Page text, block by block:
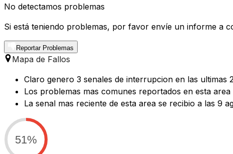
No detectamos problemas
Si está teniendo problemas, por favor envíe un informe a
Reportar Problemas
Mapa de Fallos
Claro genero 3 senales de interrupcion en las
Los problemas mas comunes reportados en esta
La senal mas reciente de esta area se recibio a las 9
51%